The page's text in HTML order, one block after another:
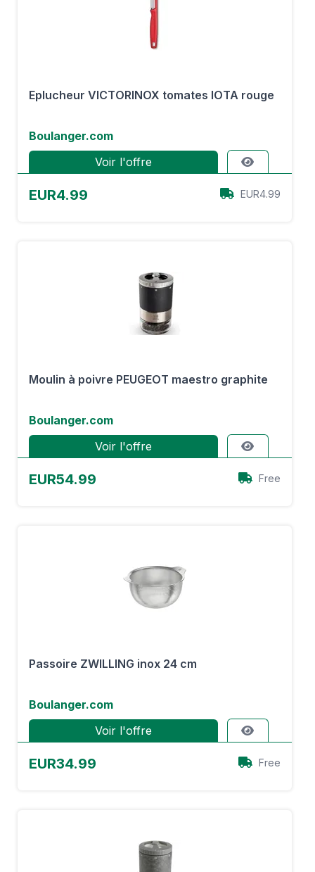
Eplucheur VICTORINOX tomates IOTA rouge
Boulanger.com
Voir l'offre
EUR4.99 EUR4.99
Moulin à poivre PEUGEOT maestro graphite
Boulanger.com
Voir l'offre
EUR54.99 Free
Passoire ZWILLING inox 24 cm
Boulanger.com
Voir l'offre
EUR34.99 Free